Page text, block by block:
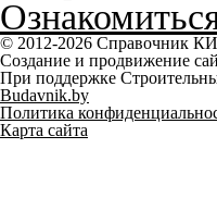
© 2012-2026 Справочник
Создание и продвижение
При поддержке
Budavnik.by
Политика
Карта сайта